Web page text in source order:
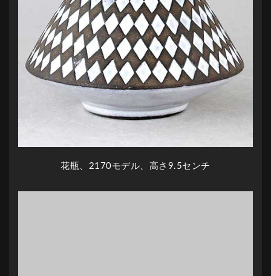
花瓶、2170モデル、高さ9.5センチ